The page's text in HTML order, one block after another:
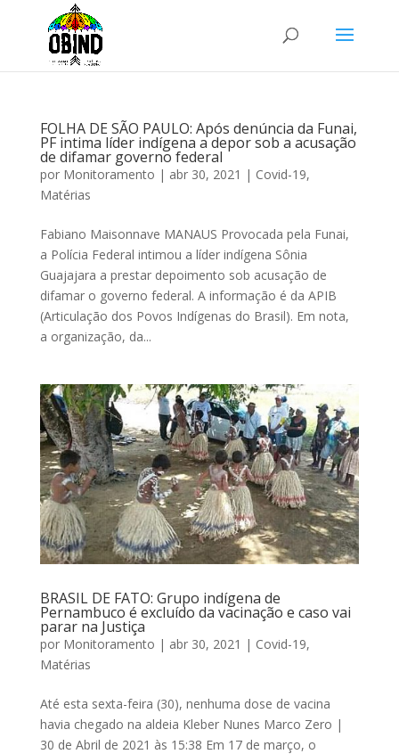
FOLHA DE SÃO PAULO: Após denúncia da Funai,
PF intima líder indígena a depor sob a acusação
de difamar governo federal
por Monitoramento | abr 30, 2021 | Covid-19,
Matérias
Fabiano Maisonnave MANAUS Provocada pela Funai,
a Polícia Federal intimou a líder indígena Sônia
Guajajara a prestar depoimento sob acusação de
difamar o governo federal. A informação é da APIB
(Articulação dos Povos Indígenas do Brasil). Em nota,
a organização, da...
BRASIL DE FATO: Grupo indígena de
Pernambuco é excluído da vacinação e caso vai
parar na Justiça
por Monitoramento | abr 30, 2021 | Covid-19,
Matérias
Até esta sexta-feira (30), nenhuma dose de vacina
havia chegado na aldeia Kleber Nunes Marco Zero |
30 de Abril de 2021 às 15:38 Em 17 de março, o